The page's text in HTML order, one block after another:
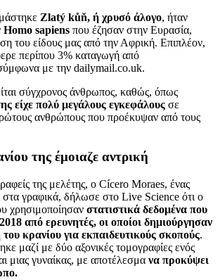
Zlatý kůň, ή χρυσό άλογο, ήταν
Homo sapiens που έζησαν στην Ευρασία,
του είδους μας από την Αφρική. Επιπλέον,
περίπου 3% καταγωγή από
με την dailymail.co.uk.
σύγχρονος άνθρωπος, καθώς, όπως
είχε πολύ μεγάλους εγκεφάλους σε
ανθρώπους που προέκυψαν από τους
της έμοιαζε αντρική
της μελέτης, ο Cícero Moraes, ένας
στα γραφικά, δήλωσε στο Live Science ότι ο
χρησιμοποίησαν στατιστικά δεδομένα που
από ερευνητές, οι οποίοι δημιούργησαν
κρανίου για εκπαιδευτικούς σκοπούς.
μαζί με δύο αξονικές τομογραφίες ενός
μιας γυναίκας, με αποτέλεσμα να προκύψει